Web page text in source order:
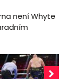
není Whyte